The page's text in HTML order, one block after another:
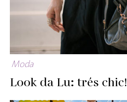
Moda
Look da Lu: trés chic!